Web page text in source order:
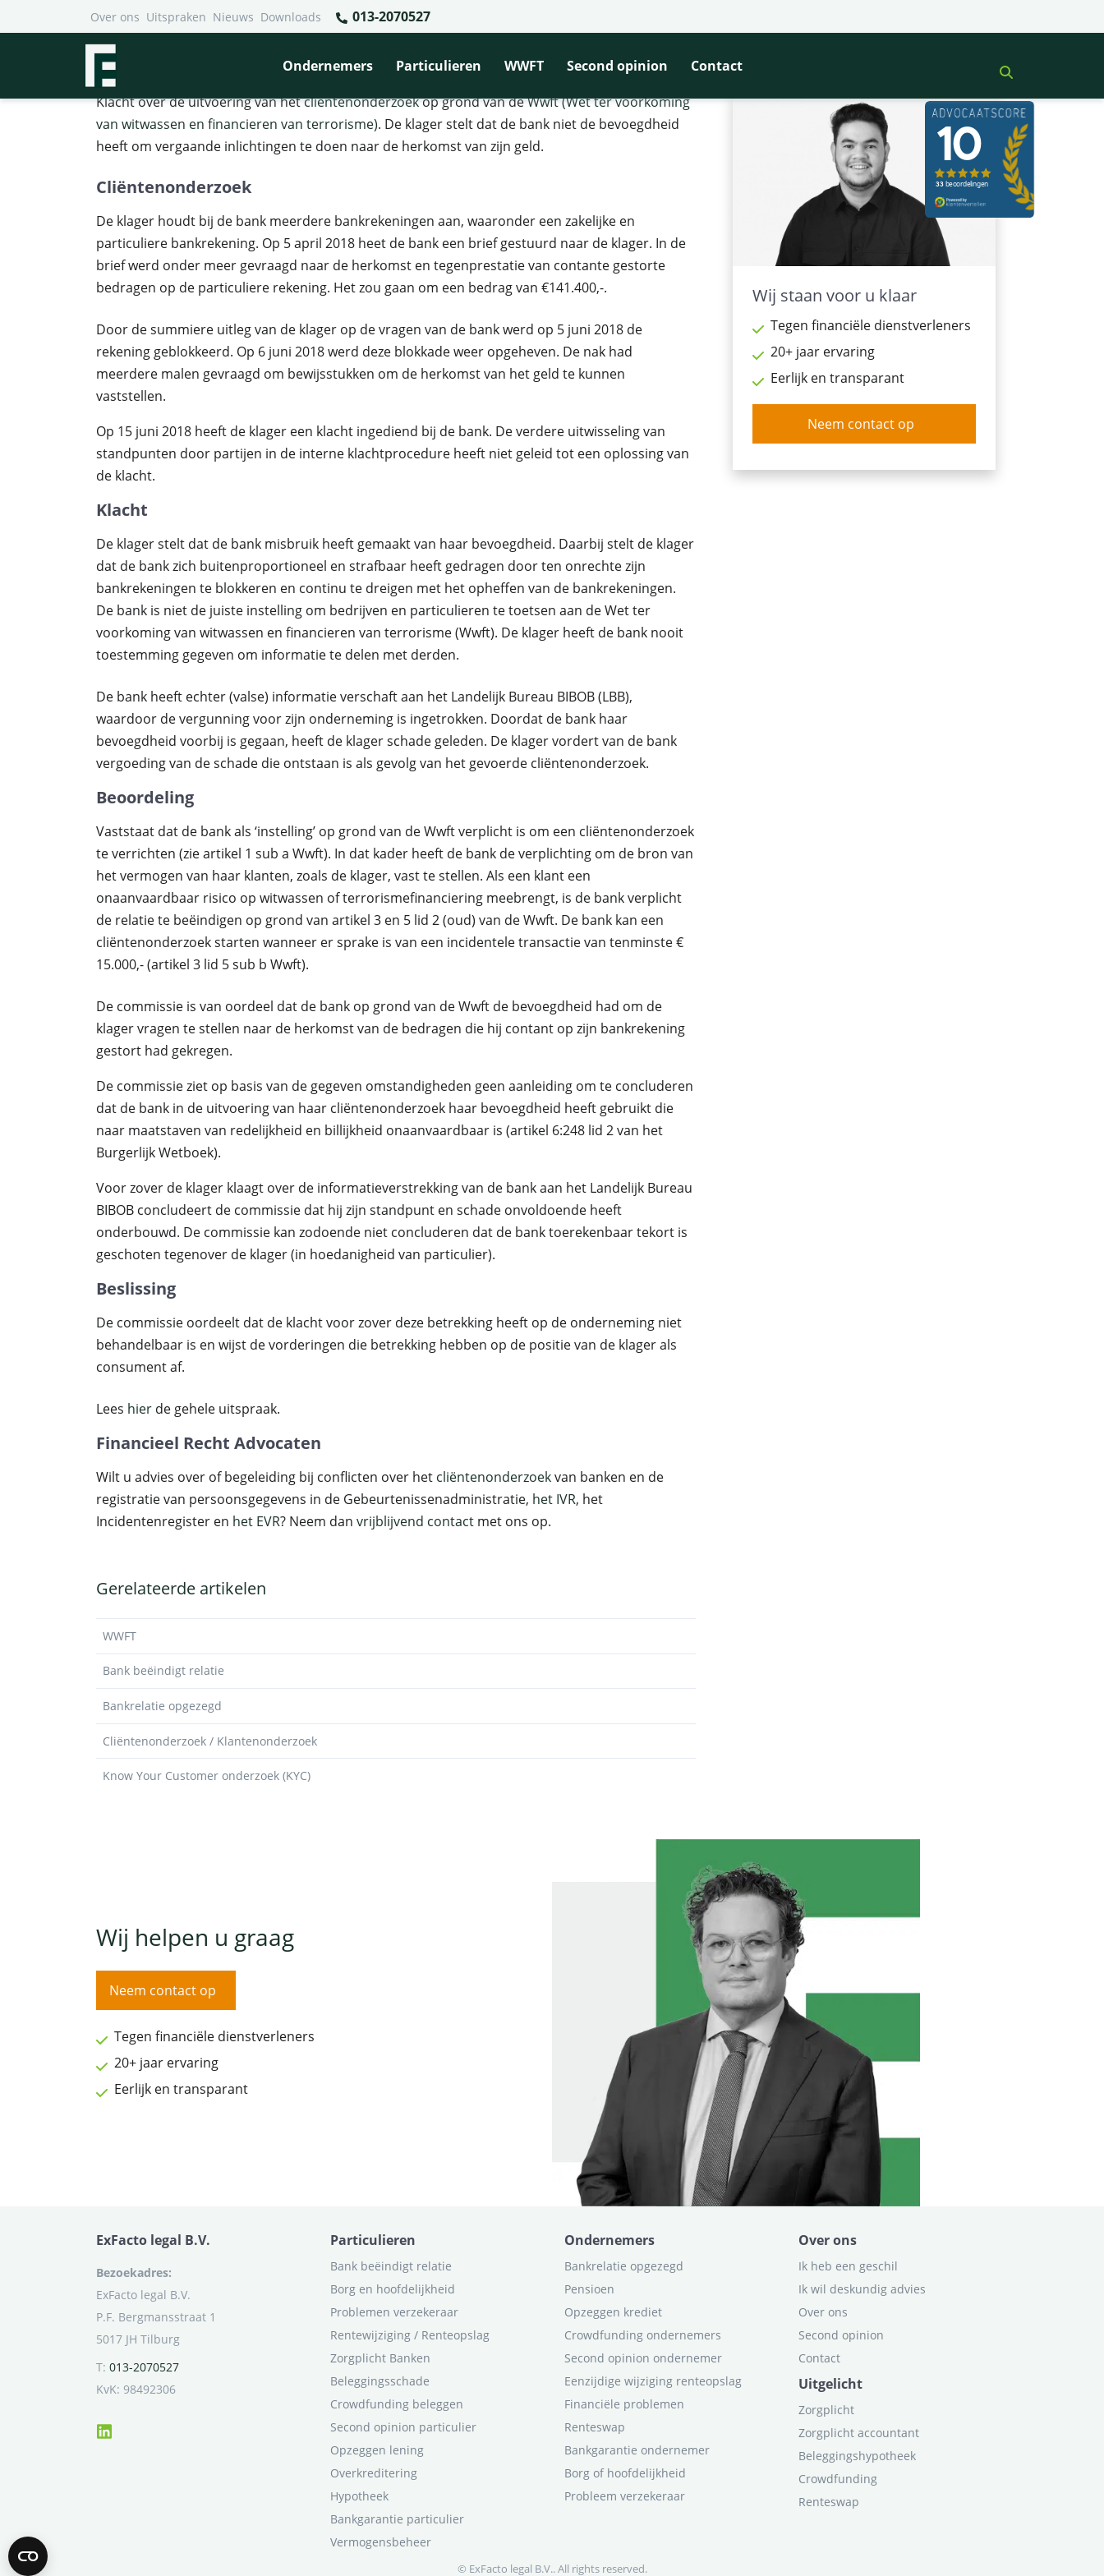
Over ons Uitspraken Nieuws Downloads 013-2070527
Ondernemers Particulieren WWFT Second opinion Contact
Financieel Recht Advocaten>Uitspraken>Klacht over vergaand cliëntenonderzoek
Klacht over vergaand cliëntenonderzoek
Klacht over de uitvoering van hetcliëntenonderzoekop grond van deWwft (Wet ter voorkoming
van witwassen en financieren van terrorisme). De klager stelt dat de bank niet de bevoegdheid
heeft om vergaande inlichtingen te doen naar de herkomst van zijn geld.
Cliëntenonderzoek
De klager houdt bij de bank meerdere bankrekeningen aan, waaronder een zakelijke en
particuliere bankrekening. Op 5 april 2018 heet de bank een brief gestuurd naar de klager. In de
brief werd onder meer gevraagd naar de herkomst en tegenprestatie van contante gestorte
bedragen op de particuliere rekening. Het zou gaan om een bedrag van €141.400,-.
Door de summiere uitleg van de klager op de vragen van de bank werd op 5 juni 2018 de
rekening geblokkeerd. Op 6 juni 2018 werd deze blokkade weer opgeheven. De nak had
meerdere malen gevraagd om bewijsstukken om de herkomst van het geld te kunnen
vaststellen.
Op 15 juni 2018 heeft de klager een klacht ingediend bij de bank. De verdere uitwisseling van
standpunten door partijen in de interne klachtprocedure heeft niet geleid tot een oplossing van
de klacht.
Klacht
De klager stelt dat de bank misbruik heeft gemaakt van haar bevoegdheid. Daarbij stelt de klager
dat de bank zich buitenproportioneel en strafbaar heeft gedragen door ten onrechte zijn
bankrekeningen te blokkeren en continu te dreigen met het opheffen van de bankrekeningen.
De bank is niet de juiste instelling om bedrijven en particulieren te toetsen aan de Wet ter
voorkoming van witwassen en financieren van terrorisme (Wwft). De klager heeft de bank nooit
toestemming gegeven om informatie te delen met derden.
De bank heeft echter (valse) informatie verschaft aan het Landelijk Bureau BIBOB (LBB),
waardoor de vergunning voor zijn onderneming is ingetrokken. Doordat de bank haar
bevoegdheid voorbij is gegaan, heeft de klager schade geleden. De klager vordert van de bank
vergoeding van de schade die ontstaan is als gevolg van het gevoerde cliëntenonderzoek.
Beoordeling
Vaststaat dat de bank als ‘instelling’ op grond van de Wwft verplicht is om een cliëntenonderzoek
te verrichten (zie artikel 1 sub a Wwft). In dat kader heeft de bank de verplichting om de bron van
het vermogen van haar klanten, zoals de klager, vast te stellen. Als een klant een
onaanvaardbaar risico op witwassen of terrorismefinanciering meebrengt, is de bank verplicht
de relatie te beëindigen op grond van artikel 3 en 5 lid 2 (oud) van de Wwft. De bank kan een
cliëntenonderzoek starten wanneer er sprake is van een incidentele transactie van tenminste €
15.000,- (artikel 3 lid 5 sub b Wwft).
De commissie is van oordeel dat de bank op grond van de Wwft de bevoegdheid had om de
klager vragen te stellen naar de herkomst van de bedragen die hij contant op zijn bankrekening
gestort had gekregen.
De commissie ziet op basis van de gegeven omstandigheden geen aanleiding om te concluderen
dat de bank in de uitvoering van haar cliëntenonderzoek haar bevoegdheid heeft gebruikt die
naar maatstaven van redelijkheid en billijkheid onaanvaardbaar is (artikel 6:248 lid 2 van het
Burgerlijk Wetboek).
Voor zover de klager klaagt over de informatieverstrekking van de bank aan het Landelijk Bureau
BIBOB concludeert de commissie dat hij zijn standpunt en schade onvoldoende heeft
onderbouwd. De commissie kan zodoende niet concluderen dat de bank toerekenbaar tekort is
geschoten tegenover de klager (in hoedanigheid van particulier).
Beslissing
De commissie oordeelt dat de klacht voor zover deze betrekking heeft op de onderneming niet
behandelbaar is en wijst de vorderingen die betrekking hebben op de positie van de klager als
consument af.
Lees hier de gehele uitspraak.
Financieel Recht Advocaten
Wilt u advies over of begeleiding bij conflicten over het cliëntenonderzoekvan banken en de
registratie van persoonsgegevens in de Gebeurtenissenadministratie, het IVR, het
Incidentenregister en het EVR? Neem dan vrijblijvend contact met ons op.
Gerelateerde artikelen
WWFT
Bank beëindigt relatie
Bankrelatie opgezegd
Cliëntenonderzoek / Klantenonderzoek
Know Your Customer onderzoek (KYC)
Wij staan voor u klaar
Tegen financiële dienstverleners
20+ jaar ervaring
Eerlijk en transparant
Neem contact op
Wij helpen u graag
Neem contact op
Tegen financiële dienstverleners
20+ jaar ervaring
Eerlijk en transparant
ExFacto legal B.V.
Bezoekadres:
ExFacto legal B.V.
P.F. Bergmansstraat 1
5017 JH Tilburg
T: 013-2070527
KvK: 98492306
Particulieren
Bank beëindigt relatie
Borg en hoofdelijkheid
Problemen verzekeraar
Rentewijziging / Renteopslag
Zorgplicht Banken
Beleggingsschade
Crowdfunding beleggen
Second opinion particulier
Opzeggen lening
Overkreditering
Hypotheek
Bankgarantie particulier
Vermogensbeheer
Ondernemers
Bankrelatie opgezegd
Pensioen
Opzeggen krediet
Crowdfunding ondernemers
Second opinion ondernemer
Eenzijdige wijziging renteopslag
Financiële problemen
Renteswap
Bankgarantie ondernemer
Borg of hoofdelijkheid
Probleem verzekeraar
Over ons
Ik heb een geschil
Ik wil deskundig advies
Over ons
Second opinion
Contact
Uitgelicht
Zorgplicht
Zorgplicht accountant
Beleggingshypotheek
Crowdfunding
Renteswap
© ExFacto legal B.V.. All rights reserved.